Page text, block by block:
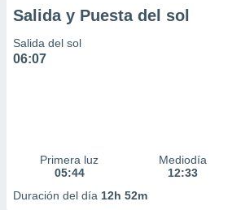
Salida y Puesta del sol
Salida del sol
06:07
Primera luz
05:44
Mediodía
12:33
Duración del día 12h 52m